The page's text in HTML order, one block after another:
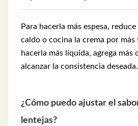
Para hacerla más espesa,
caldo o cocina la crema por más
hacerla más líquida, agrega más
alcanzar la consistencia deseada.
¿Cómo puedo ajustar el
lentejas?